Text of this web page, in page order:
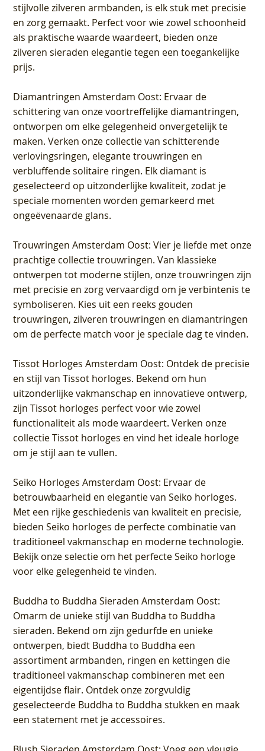
stijlvolle zilveren armbanden, is elk stuk met precisie
en zorg gemaakt. Perfect voor wie zowel schoonheid
als praktische waarde waardeert, bieden onze
zilveren sieraden elegantie tegen een toegankelijke
prijs.
Diamantringen Amsterdam Oost: Ervaar de
schittering van onze voortreffelijke diamantringen,
ontworpen om elke gelegenheid onvergetelijk te
maken. Verken onze collectie van schitterende
verlovingsringen, elegante trouwringen en
verbluffende solitaire ringen. Elk diamant is
geselecteerd op uitzonderlijke kwaliteit, zodat je
speciale momenten worden gemarkeerd met
ongeëvenaarde glans.
Trouwringen Amsterdam Oost: Vier je liefde met onze
prachtige collectie trouwringen. Van klassieke
ontwerpen tot moderne stijlen, onze trouwringen zijn
met precisie en zorg vervaardigd om je verbintenis te
symboliseren. Kies uit een reeks gouden
trouwringen, zilveren trouwringen en diamantringen
om de perfecte match voor je speciale dag te vinden.
Tissot Horloges Amsterdam Oost: Ontdek de precisie
en stijl van Tissot horloges. Bekend om hun
uitzonderlijke vakmanschap en innovatieve ontwerp,
zijn Tissot horloges perfect voor wie zowel
functionaliteit als mode waardeert. Verken onze
collectie Tissot horloges en vind het ideale horloge
om je stijl aan te vullen.
Seiko Horloges Amsterdam Oost: Ervaar de
betrouwbaarheid en elegantie van Seiko horloges.
Met een rijke geschiedenis van kwaliteit en precisie,
bieden Seiko horloges de perfecte combinatie van
traditioneel vakmanschap en moderne technologie.
Bekijk onze selectie om het perfecte Seiko horloge
voor elke gelegenheid te vinden.
Buddha to Buddha Sieraden Amsterdam Oost:
Omarm de unieke stijl van Buddha to Buddha
sieraden. Bekend om zijn gedurfde en unieke
ontwerpen, biedt Buddha to Buddha een
assortiment armbanden, ringen en kettingen die
traditioneel vakmanschap combineren met een
eigentijdse flair. Ontdek onze zorgvuldig
geselecteerde Buddha to Buddha stukken en maak
een statement met je accessoires.